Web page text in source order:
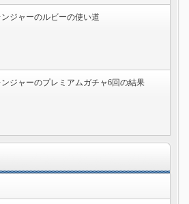
ジャーのルビーの使い道
ジャーのプレミアムガチャ6回の結果